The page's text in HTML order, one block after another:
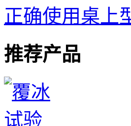
正确使用桌上
推荐产品